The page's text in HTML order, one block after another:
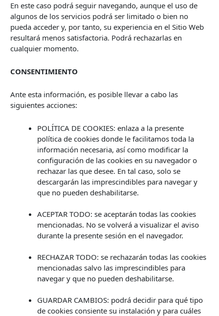
En este caso podrá seguir navegando, aunque el uso de
algunos de los servicios podrá ser limitado o bien no
pueda acceder y, por tanto, su experiencia en el Sitio Web
resultará menos satisfactoria. Podrá rechazarlas en
cualquier momento.
CONSENTIMIENTO
Ante esta información, es posible llevar a cabo las
siguientes acciones:
POLÍTICA DE COOKIES: enlaza a la presente
política de cookies donde le facilitamos toda la
información necesaria, así como modificar la
configuración de las cookies en su navegador o
rechazar las que desee. En tal caso, solo se
descargarán las imprescindibles para navegar y
que no pueden deshabilitarse.
ACEPTAR TODO: se aceptarán todas las cookies
mencionadas. No se volverá a visualizar el aviso
durante la presente sesión en el navegador.
RECHAZAR TODO: se rechazarán todas las cookies
mencionadas salvo las imprescindibles para
navegar y que no pueden deshabilitarse.
GUARDAR CAMBIOS: podrá decidir para qué tipo
de cookies consiente su instalación y para cuáles